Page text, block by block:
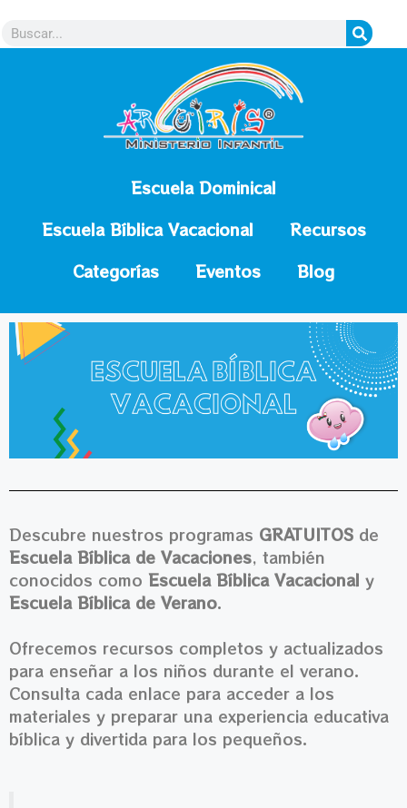
Escuela Dominical
Escuela Bíblica Vacacional
Recursos
Categorías
Eventos Blog
Descubre nuestros programas GRATUITOS de
Escuela Bíblica de Vacaciones, también
conocidos como Escuela Bíblica Vacacional y
Escuela Bíblica de Verano.
Ofrecemos recursos completos y actualizados
para enseñar a los niños durante el verano.
Consulta cada enlace para acceder a los
materiales y preparar una experiencia educativa
bíblica y divertida para los pequeños.